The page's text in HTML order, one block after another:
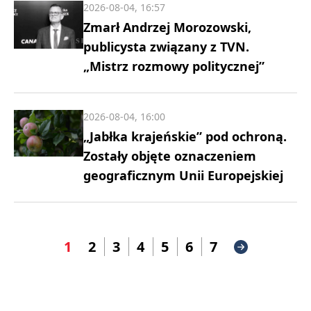
Zmarł Andrzej Morozowski,
publicysta związany z TVN.
„Mistrz rozmowy politycznej”
2026-08-04, 16:57
„Jabłka krajeńskie” pod ochroną.
Zostały objęte oznaczeniem
geograficznym Unii Europejskiej
2026-08-04, 16:00
1 2 3 4 5 6 7